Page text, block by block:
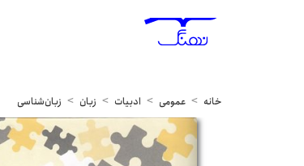
خانه عمومی ادبیات زبان زبان‌شناسی